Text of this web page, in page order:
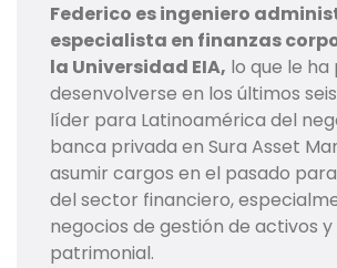
Federico es ingeniero
especialista en finanzas
la Universidad EIA, lo que le
desenvolverse en los últimos
líder para Latinoamérica del
banca privada en Sura Asset
asumir cargos en el pasado
del sector financiero,
negocios de gestión de activos
patrimonial.